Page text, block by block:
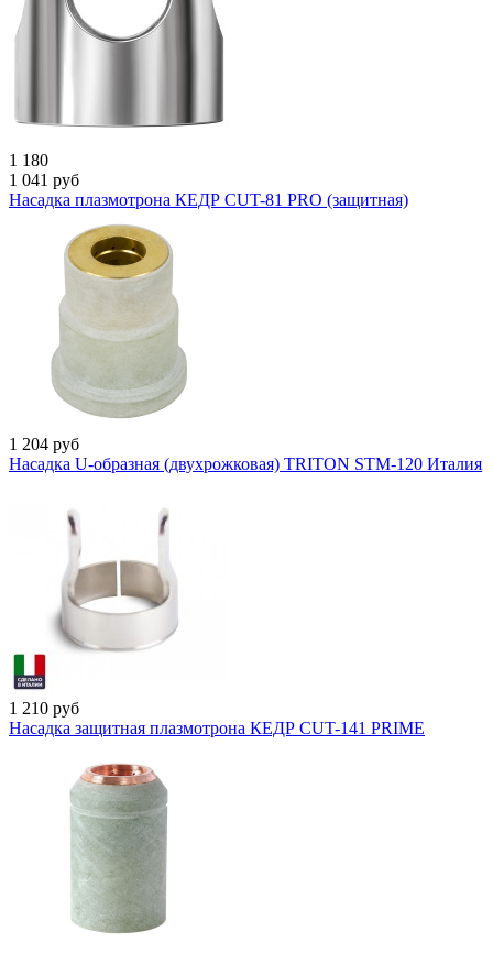
1 180
1 041 руб
Насадка плазмотрона КЕДР CUT-81 PRO (защитная)
1 204 руб
Насадка U-образная (двухрожковая) TRITON STM-120 Италия
1 210 руб
Насадка защитная плазмотрона КЕДР CUT-141 PRIME